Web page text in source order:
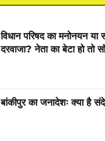
विधान परिषद का मनोनयन या
दरवाजा? नेता का बेटा हो तो
बांकीपुर का जनादेशः क्या है